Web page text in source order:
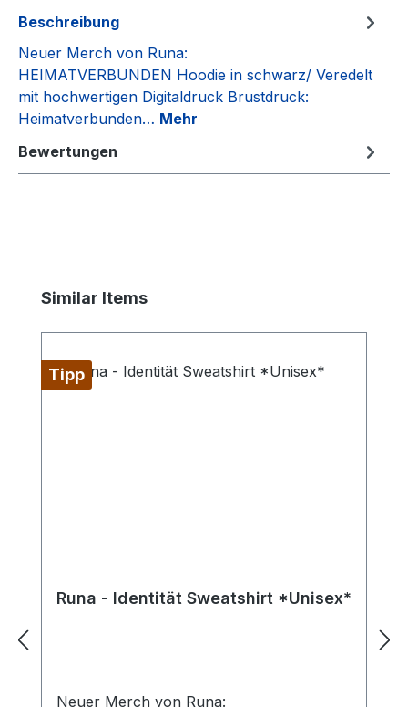
Beschreibung
Neuer Merch von Runa:
HEIMATVERBUNDEN Hoodie in schwarz/ Veredelt
mit hochwertigen Digitaldruck Brustdruck:
Heimatverbunden… Mehr
Bewertungen
Produktgalerie überspringen
Similar Items
Tipp
Runa - Identität Sweatshirt *Unisex*
Neuer Merch von Runa: